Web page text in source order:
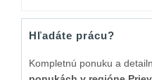
Hľadáte prácu?
Kompletnú ponuku a